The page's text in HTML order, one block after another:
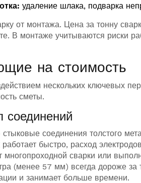
удаление шлака, подварка
от монтажа. Цена за тонну
В монтаже учитываются риски
на стоимость
нескольких ключевых
сметы.
соединений
соединения толстого
быстро, расход
многопроходной сварки или
(менее 57 мм) всегда дороже за
и занимает больше времени.